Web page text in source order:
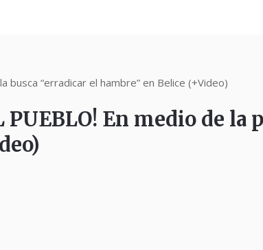
busca “erradicar el hambre” en Belice (+Video)
En medio de la